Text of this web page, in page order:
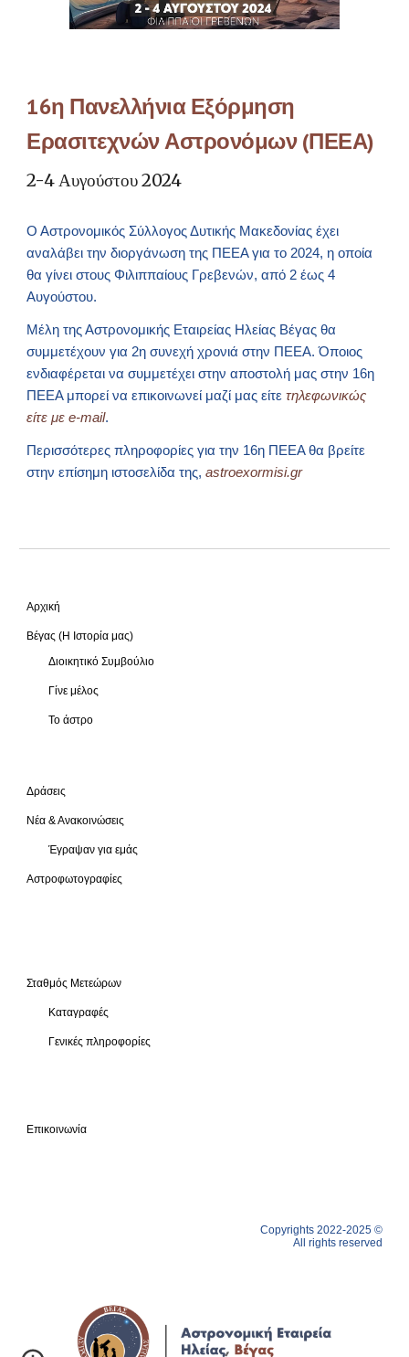
16η Πανελλήνια Εξόρμηση
Ερασιτεχνών Αστρονόμων (ΠΕΕΑ)
2-4 Αυγούστου 2024
Ο Αστρονομικός Σύλλογος Δυτικής Μακεδονίας έχει
αναλάβει την διοργάνωση της ΠΕΕΑ για το 2024, η οποία
θα γίνει στους Φιλιππαίους Γρεβενών, από 2 έως 4
Αυγούστου.
Μέλη της Αστρονομικής Εταιρείας Ηλείας Βέγας θα
συμμετέχουν για 2η συνεχή χρονιά στην ΠΕΕΑ. Όποιος
ενδιαφέρεται να συμμετέχει στην αποστολή μας στην 16η
ΠΕΕΑ μπορεί να επικοινωνεί μαζί μας είτετηλεφωνικώς
είτε με e-mail.
Περισσότερες πληροφορίες για την 16η ΠΕΕΑ θα βρείτε
στην επίσημη ιστοσελίδα της,astroexormisi.gr
Αρχική
Βέγας (Η Ιστορία μας)
Διοικητικό Συμβούλιο
Γίνε μέλος
Το άστρο
Δράσεις
Νέα & Ανακοινώσεις
Έγραψαν για εμάς
Αστροφωτογραφίες
Σταθμός Μετεώρων
Καταγραφές
Γενικές πληροφορίες
Επικοινωνία
Copyrights 2022-2025 ©
All rights reserved